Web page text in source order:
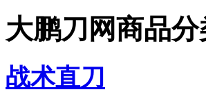
大鹏刀网商品分
战术直刀